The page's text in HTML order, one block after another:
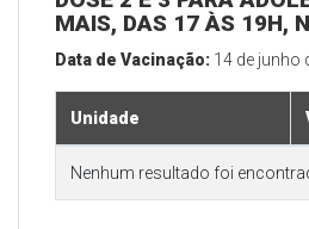
MAIS, DAS 17 ÀS 19H,
Data de Vacinação: 14 de junho
Unidade
Nenhum resultado foi